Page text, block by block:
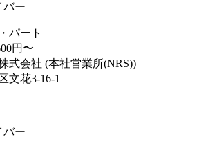
バー
パート
円〜
式会社 (本社営業所(NRS))
文花3-16-1
バー